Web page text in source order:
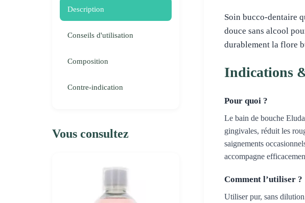
Description
Conseils d'utilisation
Composition
Contre-indication
Vous consultez
Soin bucco-dentaire
douce sans alcool
durablement la flore
Indications
Pour quoi ?
Le bain de bouche
gingivales, réduit les
saignements
accompagne
Comment l’utiliser ?
Utiliser pur, sans